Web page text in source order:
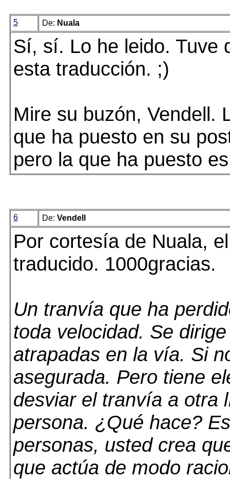
5 De: Nuala
Sí, sí. Lo he leido. Tuve
esta traducción. ;)
Mire su buzón, Vendell.
que ha puesto en su
pero la que ha puesto
6 De: Vendell
Por cortesía de Nuala,
traducido. 1000gracias.
Un tranvía que ha
toda velocidad. Se
atrapadas en la vía. Si
asegurada. Pero tiene
desviar el tranvía a otra
persona. ¿Qué hace?
personas, usted crea
que actúa de modo